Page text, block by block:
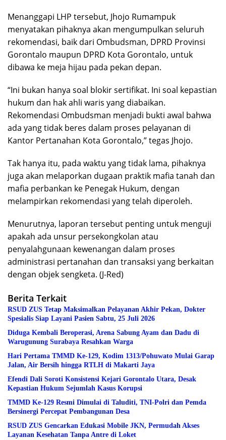
Menanggapi LHP tersebut, Jhojo Rumampuk
menyatakan pihaknya akan mengumpulkan seluruh
rekomendasi, baik dari Ombudsman, DPRD Provinsi
Gorontalo maupun DPRD Kota Gorontalo, untuk
dibawa ke meja hijau pada pekan depan.
“Ini bukan hanya soal blokir sertifikat. Ini soal kepastian
hukum dan hak ahli waris yang diabaikan.
Rekomendasi Ombudsman menjadi bukti awal bahwa
ada yang tidak beres dalam proses pelayanan di
Kantor Pertanahan Kota Gorontalo,” tegas Jhojo.
Tak hanya itu, pada waktu yang tidak lama, pihaknya
juga akan melaporkan dugaan praktik mafia tanah dan
mafia perbankan ke Penegak Hukum, dengan
melampirkan rekomendasi yang telah diperoleh.
Menurutnya, laporan tersebut penting untuk menguji
apakah ada unsur persekongkolan atau
penyalahgunaan kewenangan dalam proses
administrasi pertanahan dan transaksi yang berkaitan
dengan objek sengketa. (J-Red)
Berita Terkait
RSUD ZUS Tetap Maksimalkan Pelayanan Akhir Pekan, Dokter
Spesialis Siap Layani Pasien Sabtu, 25 Juli 2026
Diduga Kembali Beroperasi, Arena Sabung Ayam dan Dadu di
Warugunung Surabaya Resahkan Warga
Hari Pertama TMMD Ke-129, Kodim 1313/Pohuwato Mulai Garap
Jalan, Air Bersih hingga RTLH di Makarti Jaya
Efendi Dali Soroti Konsistensi Kejari Gorontalo Utara, Desak
Kepastian Hukum Sejumlah Kasus Korupsi
TMMD Ke-129 Resmi Dimulai di Taluditi, TNI-Polri dan Pemda
Bersinergi Percepat Pembangunan Desa
RSUD ZUS Gencarkan Edukasi Mobile JKN, Permudah Akses
Layanan Kesehatan Tanpa Antre di Loket